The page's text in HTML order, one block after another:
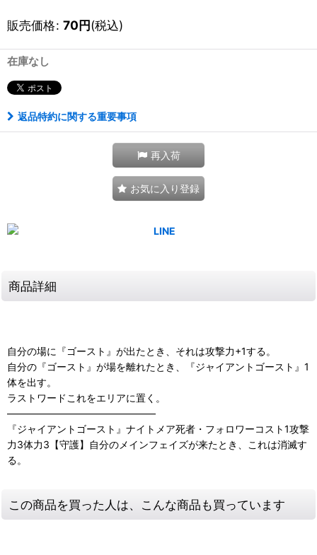
販売価格: 70円(税込)
在庫なし
返品特約に関する重要事項
再入荷
お気に入り登録
商品詳細
自分の場に『ゴースト』が出たとき、それは攻撃力+1する。
自分の『ゴースト』が場を離れたとき、『ジャイアントゴースト』1
体を出す。
ラストワードこれをエリアに置く。
―――――――――――――――
『ジャイアントゴースト』ナイトメア死者・フォロワーコスト1攻撃
力3体力3【守護】自分のメインフェイズが来たとき、これは消滅す
る。
この商品を買った人は、こんな商品も買っています